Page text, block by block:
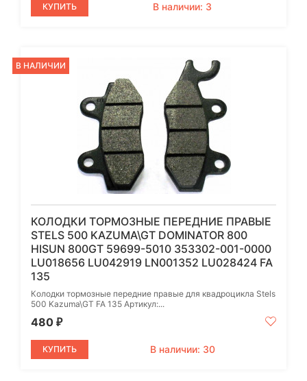
КУПИТЬ В наличии: 3
В НАЛИЧИИ
КОЛОДКИ ТОРМОЗНЫЕ ПЕРЕДНИЕ ПРАВЫЕ
STELS 500 KAZUMA\GT DOMINATOR 800
HISUN 800GT 59699-5010 353302-001-0000
LU018656 LU042919 LN001352 LU028424 FA
135
Колодки тормозные передние правые для квадроцикла Stels
500 Kazuma\GT FA 135 Артикул:...
480 ₽
КУПИТЬ В наличии: 30